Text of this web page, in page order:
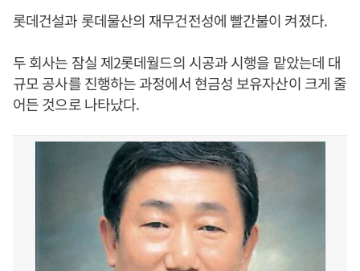
롯데건설과 롯데물산의 재무건전성에 빨간불이 켜졌다.
두 회사는 잠실 제2롯데월드의 시공과 시행을 맡았는데 대
규모 공사를 진행하는 과정에서 현금성 보유자산이 크게 줄
어든 것으로 나타났다.